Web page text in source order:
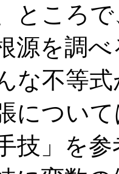
ところで
源を調
な不等
につい
技」を